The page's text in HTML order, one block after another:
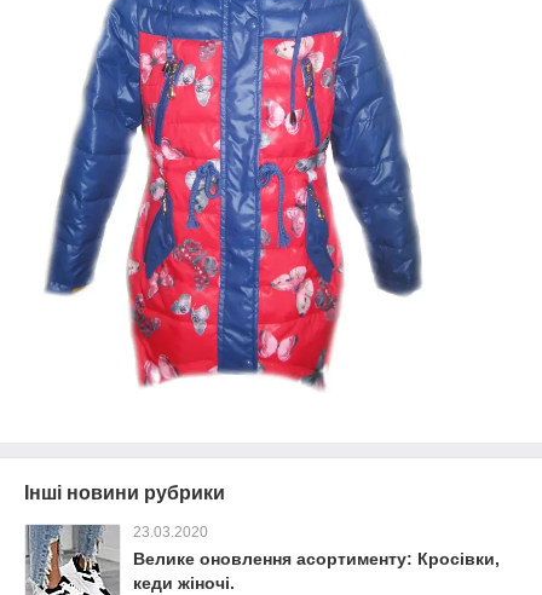
Інші новини рубрики
23.03.2020
Велике оновлення асортименту: Кросівки,
кеди жіночі.